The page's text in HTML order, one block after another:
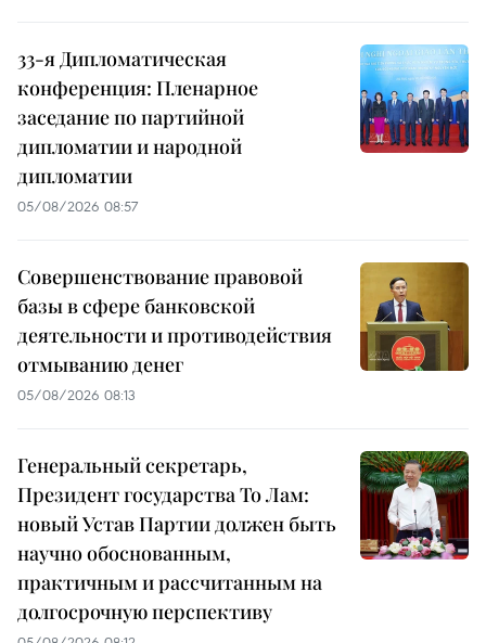
33-я Дипломатическая
конференция: Пленарное
заседание по партийной
дипломатии и народной
дипломатии
05/08/2026 08:57
Совершенствование правовой
базы в сфере банковской
деятельности и противодействия
отмыванию денег
05/08/2026 08:13
Генеральный секретарь,
Президент государства То Лам:
новый Устав Партии должен быть
научно обоснованным,
практичным и рассчитанным на
долгосрочную перспективу